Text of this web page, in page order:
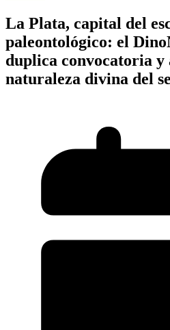
La Plata, capital del
paleontológico: el
duplica convocatoria y
naturaleza divina del